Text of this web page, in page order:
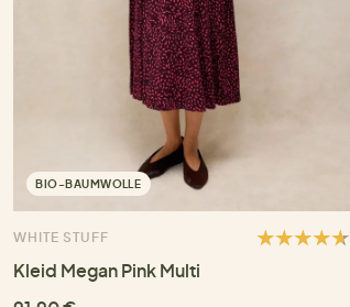
BIO-BAUMWOLLE
WHITE STUFF
Kleid Megan Pink Multi